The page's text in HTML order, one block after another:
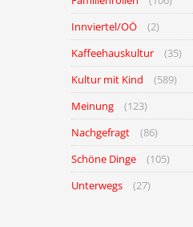
Innviertel/OÖ
(2)
Kaffeehauskultur
(35)
Kultur mit Kind
(589)
Meinung
(123)
Nachgefragt
(86)
Schöne Dinge
(105)
Unterwegs
(27)